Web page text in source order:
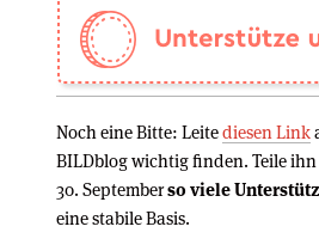
Noch eine Bitte: Leitediesen Link
BILDblog wichtig finden. Teile
30. Septemberso viele
eine stabile Basis.